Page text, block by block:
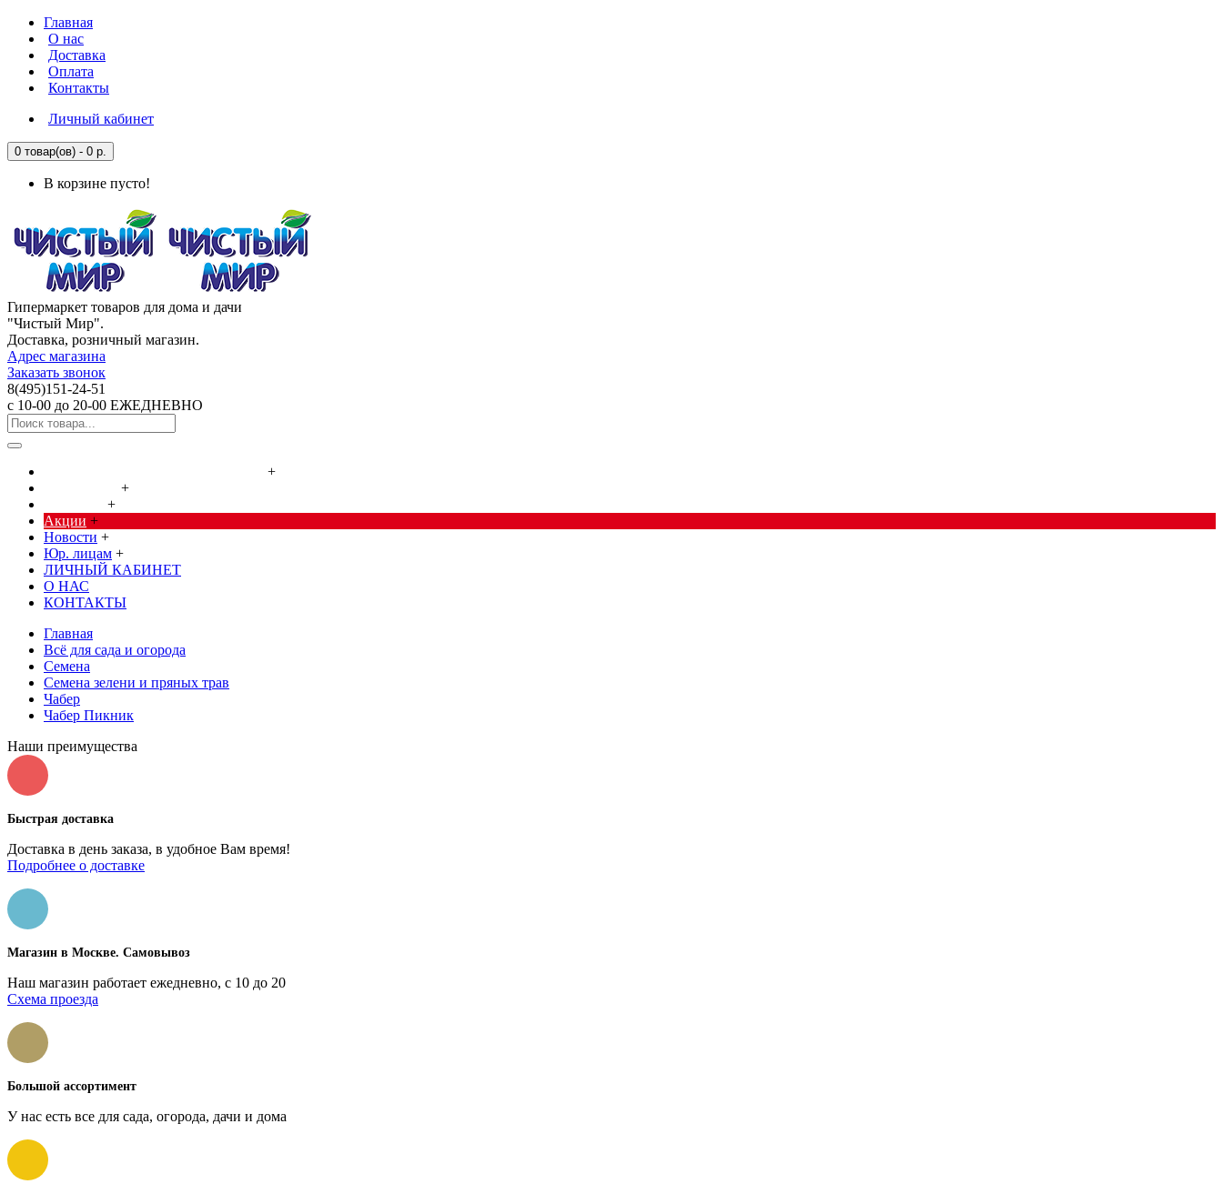
Главная
О нас
Доставка
Оплата
Контакты
Личный кабинет
0 товар(ов) - 0 р.
В корзине пусто!
Гипермаркет товаров для дома и дачи
"Чистый Мир".
Доставка, розничный магазин.
Адрес магазина
Заказать звонок
8(495)151-24-51
с 10-00 до 20-00 ЕЖЕДНЕВНО
+
+
+
Акции +
Новости +
Юр. лицам +
ЛИЧНЫЙ КАБИНЕТ
О НАС
КОНТАКТЫ
Главная
Всё для сада и огорода
Семена
Семена зелени и пряных трав
Чабер
Чабер Пикник
Наши преимущества
Быстрая доставка
Доставка в день заказа, в удобное Вам время!
Подробнее о доставке
Магазин в Москве. Самовывоз
Наш магазин работает ежедневно, с 10 до 20
Схема проезда
Большой ассортимент
У нас есть все для сада, огорода, дачи и дома